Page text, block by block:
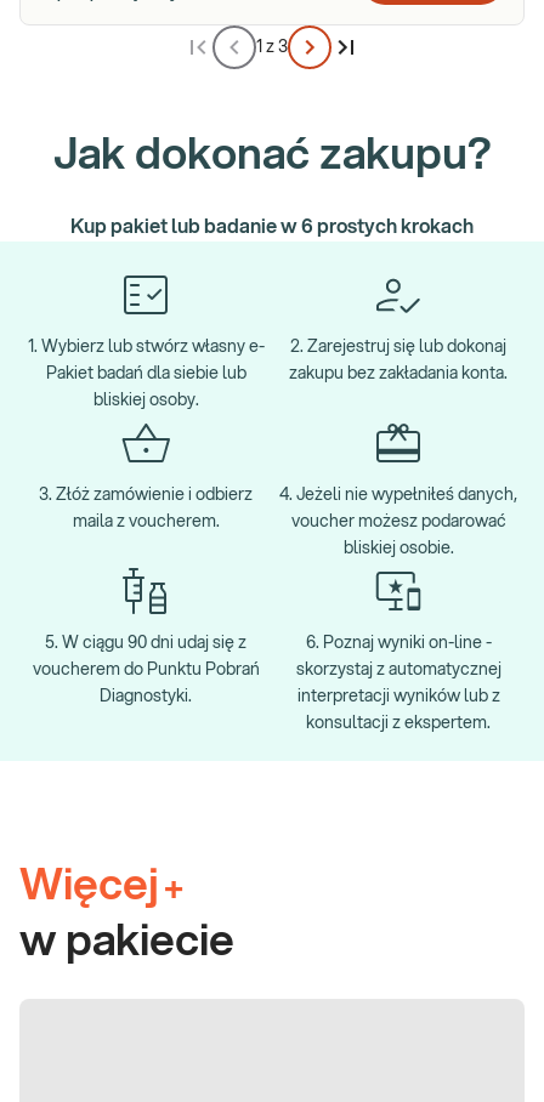
1 z 3
Jak dokonać zakupu?
Kup pakiet lub badanie w 6 prostych krokach
1. Wybierz lub stwórz własny e-
Pakiet badań dla siebie lub
bliskiej osoby.
2. Zarejestruj się lub dokonaj
zakupu bez zakładania konta.
3. Złóż zamówienie i odbierz
maila z voucherem.
4. Jeżeli nie wypełniłeś danych,
voucher możesz podarować
bliskiej osobie.
5. W ciągu 90 dni udaj się z
voucherem do Punktu Pobrań
Diagnostyki.
6. Poznaj wyniki on-line -
skorzystaj z automatycznej
interpretacji wyników lub z
konsultacji z ekspertem.
Więcej +
w pakiecie